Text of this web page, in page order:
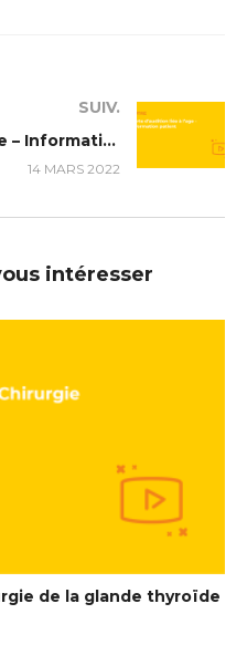
SUIV.
Perte d’audition liée à l’age – Information patient
14 MARS 2022
intéresser
de la glande thyroïde